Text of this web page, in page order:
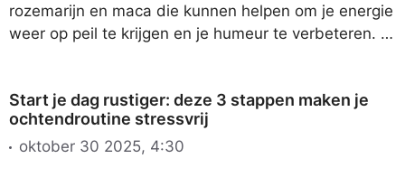
rozemarijn en maca die kunnen helpen om je energie
weer op peil te krijgen en je humeur te verbeteren. …
Start je dag rustiger: deze 3 stappen maken je
ochtendroutine stressvrij
oktober 30 2025, 4:30